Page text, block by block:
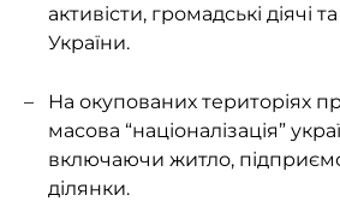
активісти, громадські діячі
України.
На окупованих територіях
масова “націоналізація”
включаючи житло,
ділянки.